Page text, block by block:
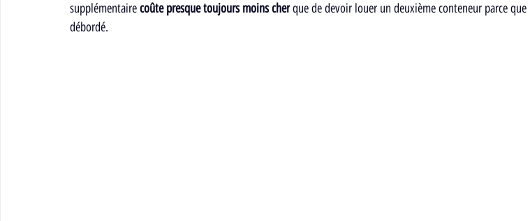
supplémentaire coûte presque toujours moins cher que de devoir louer un deuxième conteneur parce
débordé.